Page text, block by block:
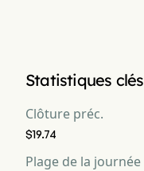
Statistiques clés
Clôture préc.
$19.74
Plage de la journée